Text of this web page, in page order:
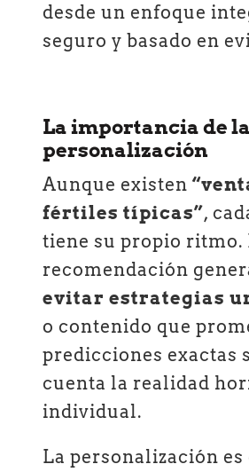
desde un enfoque
seguro y basado en
La importancia de la
personalización
Aunque existen
fértiles típicas”,
tiene su propio ritmo.
recomendación
evitar estrategias
o contenido que
predicciones exactas
cuenta la realidad
individual.
La personalización es